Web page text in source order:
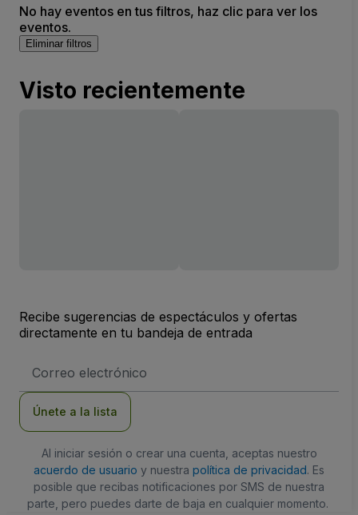
No hay eventos en tus filtros, haz clic para ver los
eventos.
Eliminar filtros
Visto recientemente
Recibe sugerencias de espectáculos y ofertas
directamente en tu bandeja de entrada
de
Únete a la lista
Al iniciar sesión o crear una cuenta, aceptas nuestro
acuerdo de usuario y nuestra política de privacidad. Es
posible que recibas notificaciones por SMS de nuestra
parte, pero puedes darte de baja en cualquier momento.